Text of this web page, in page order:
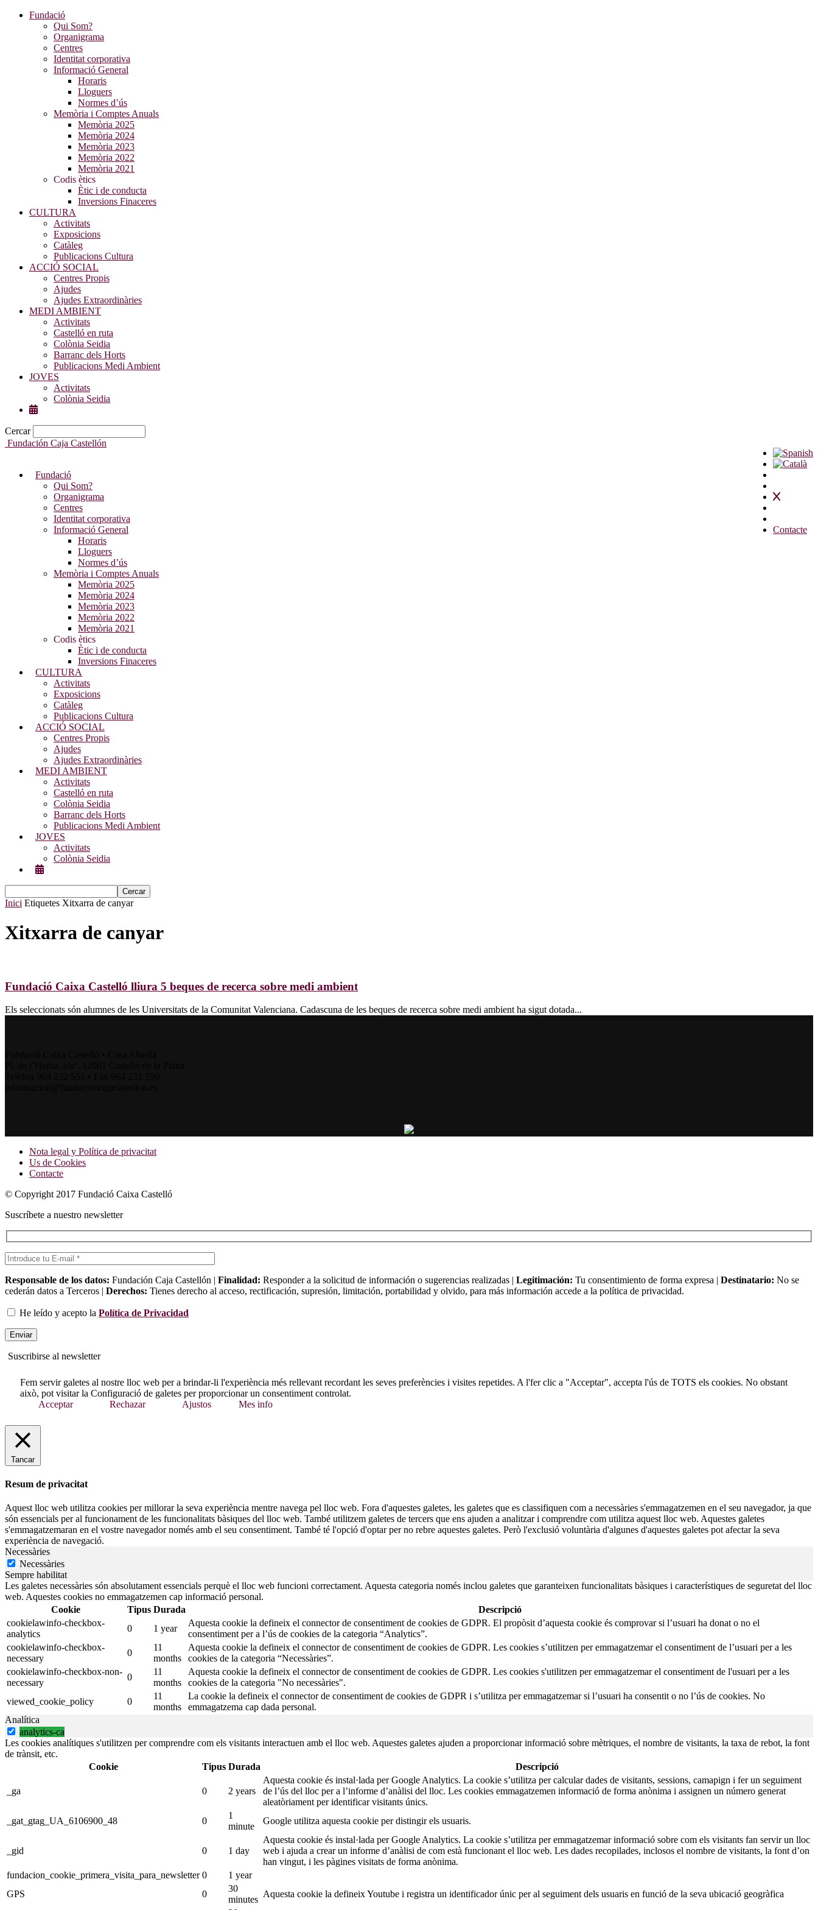
Fundació
Qui Som?
Organigrama
Centres
Identitat corporativa
Informació General
Horaris
Lloguers
Normes d’ús
Memòria i Comptes Anuals
Memòria 2025
Memòria 2024
Memòria 2023
Memòria 2022
Memòria 2021
Codis ètics
Ètic i de conducta
Inversions Finaceres
CULTURA
Activitats
Exposicions
Catàleg
Publicacions Cultura
ACCIÓ SOCIAL
Centres Propis
Ajudes
Ajudes Extraordinàries
MEDI AMBIENT
Activitats
Castelló en ruta
Colònia Seidia
Barranc dels Horts
Publicacions Medi Ambient
JOVES
Activitats
Colònia Seidia
Cercar
Contacte
Fundación Caja Castellón
Fundació
Qui Som?
Organigrama
Centres
Identitat corporativa
Informació General
Horaris
Lloguers
Normes d’ús
Memòria i Comptes Anuals
Memòria 2025
Memòria 2024
Memòria 2023
Memòria 2022
Memòria 2021
Codis ètics
Ètic i de conducta
Inversions Finaceres
CULTURA
Activitats
Exposicions
Catàleg
Publicacions Cultura
ACCIÓ SOCIAL
Centres Propis
Ajudes
Ajudes Extraordinàries
MEDI AMBIENT
Activitats
Castelló en ruta
Colònia Seidia
Barranc dels Horts
Publicacions Medi Ambient
JOVES
Activitats
Colònia Seidia
Inici Etiquetes Xitxarra de canyar
Xitxarra de canyar
Fundació Caixa Castelló lliura 5 beques de recerca sobre medi ambient
Els seleccionats són alumnes de les Universitats de la Comunitat Valenciana. Cadascuna de les beques de recerca sobre medi ambient ha sigut dotada...
Nota legal y Política de privacitat
Us de Cookies
Contacte
© Copyright 2017 Fundació Caixa Castelló
Suscríbete a nuestro newsletter
Responsable de los datos: Fundación Caja Castellón | Finalidad: Responder a la solicitud de información o sugerencias realizadas | Legitimación: Tu consentimiento de forma expresa | Destinatario: No se
cederán datos a Terceros | Derechos: Tienes derecho al acceso, rectificación, supresión, limitación, portabilidad y olvido, para más información accede a la política de privacidad.
He leído y acepto la Política de Privacidad
Suscribirse al newsletter
Fem servir galetes al nostre lloc web per a brindar-li l'experiència més rellevant recordant les seves preferències i visites repetides. A l'fer clic a "Acceptar", accepta l'ús de TOTS els cookies. No obstant
això, pot visitar la Configuració de galetes per proporcionar un consentiment controlat.
Acceptar
Rechazar Ajustos Mes info
Tancar
Resum de privacitat
Aquest lloc web utilitza cookies per millorar la seva experiència mentre navega pel lloc web. Fora d'aquestes galetes, les galetes que es classifiquen com a necessàries s'emmagatzemen en el seu navegador, ja que
són essencials per al funcionament de les funcionalitats bàsiques del lloc web. També utilitzem galetes de tercers que ens ajuden a analitzar i comprendre com utilitza aquest lloc web. Aquestes galetes
s'emmagatzemaran en el vostre navegador només amb el seu consentiment. També té l'opció d'optar per no rebre aquestes galetes. Però l'exclusió voluntària d'algunes d'aquestes galetes pot afectar la seva
experiència de navegació.
Necessàries
Necessàries
Sempre habilitat
Les galetes necessàries són absolutament essencials perquè el lloc web funcioni correctament. Aquesta categoria només inclou galetes que garanteixen funcionalitats bàsiques i característiques de seguretat del lloc
web. Aquestes cookies no emmagatzemen cap informació personal.
Cookie
Tipus Durada
Descripció
cookielawinfo-checkbox-
analytics
0 1 year
Aquesta cookie la defineix el connector de consentiment de cookies de GDPR. El propòsit d’aquesta cookie és comprovar si l’usuari ha donat o no el
consentiment per a l’ús de cookies de la categoria “Analytics”.
cookielawinfo-checkbox-
necessary
0
11
months
Aquesta cookie la defineix el connector de consentiment de cookies de GDPR. Les cookies s’utilitzen per emmagatzemar el consentiment de l’usuari per a les
cookies de la categoria “Necessàries”.
cookielawinfo-checkbox-non-
necessary
0
11
months
Aquesta cookie la defineix el connector de consentiment de cookies de GDPR. Les cookies s'utilitzen per emmagatzemar el consentiment de l'usuari per a les
cookies de la categoria "No necessàries".
viewed_cookie_policy
0
11
months
La cookie la defineix el connector de consentiment de cookies de GDPR i s’utilitza per emmagatzemar si l’usuari ha consentit o no l’ús de cookies. No
emmagatzema cap dada personal.
Analítica
analytics-ca
Les cookies analítiques s'utilitzen per comprendre com els visitants interactuen amb el lloc web. Aquestes galetes ajuden a proporcionar informació sobre mètriques, el nombre de visitants, la taxa de rebot, la font
de trànsit, etc.
Cookie
Tipus Durada Descripció
_ga 0 2 years
Aquesta cookie és instal·lada per Google Analytics. La cookie s’utilitza per calcular dades de visitants, sessions, camapign i fer un seguiment
de l’ús del lloc per a l’informe d’anàlisi del lloc. Les cookies emmagatzemen informació de forma anònima i assignen un número generat
aleatòriament per identificar visitants únics.
_gat_gtag_UA_6106900_48
0
1
minute
Google utilitza aquesta cookie per distingir els usuaris.
_gid 0 1 day
Aquesta cookie és instal·lada per Google Analytics. La cookie s’utilitza per emmagatzemar informació sobre com els visitants fan servir un lloc
web i ajuda a crear un informe d’anàlisi de com està funcionant el lloc web. Les dades recopilades, inclosos el nombre de visitants, la font d’on
han vingut, i les pàgines visitats de forma anònima.
fundacion_cookie_primera_visita_para_newsletter 0
1 year
GPS
0
30
minutes
Aquesta cookie la defineix Youtube i registra un identificador únic per al seguiment dels usuaris en funció de la seva ubicació geogràfica